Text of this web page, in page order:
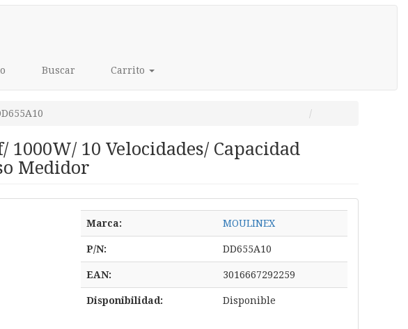
Buscar Carrito
10 Velocidades/ Capacidad
Medidor
Marca: MOULINEX
P/N: DD655A10
EAN: 3016667292259
Disponibilidad: Disponible